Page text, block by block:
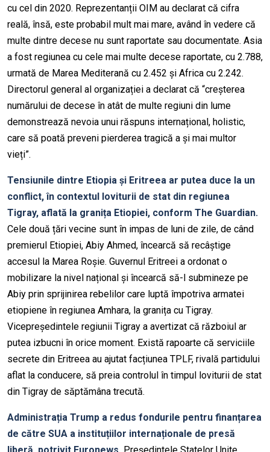
cu cel din 2020. Reprezentanții OIM au declarat că cifra
reală, însă, este probabil mult mai mare, având în vedere că
multe dintre decese nu sunt raportate sau documentate. Asia
a fost regiunea cu cele mai multe decese raportate, cu 2.788,
urmată de Marea Mediterană cu 2.452 și Africa cu 2.242.
Directorul general al organizației a declarat că “creșterea
numărului de decese în atât de multe regiuni din lume
demonstrează nevoia unui răspuns internațional, holistic,
care să poată preveni pierderea tragică a și mai multor
vieți”.
Tensiunile dintre Etiopia și Eritreea ar putea duce la un
conflict, în contextul loviturii de stat din regiunea
Tigray, aflată la granița Etiopiei, conform The Guardian.
Cele două țări vecine sunt în impas de luni de zile, de când
premierul Etiopiei, Abiy Ahmed, încearcă să recâștige
accesul la Marea Roșie. Guvernul Eritreei a ordonat o
mobilizare la nivel național și încearcă să-l submineze pe
Abiy prin sprijinirea rebelilor care luptă împotriva armatei
etiopiene în regiunea Amhara, la granița cu Tigray.
Vicepreședintele regiunii Tigray a avertizat că războiul ar
putea izbucni în orice moment. Există rapoarte că serviciile
secrete din Eritreea au ajutat facțiunea TPLF, rivală partidului
aflat la conducere, să preia controlul în timpul loviturii de stat
din Tigray de săptămâna trecută.
Administrația Trump a redus fondurile pentru finanțarea
de către SUA a instituțiilor internaționale de presă
liberă, potrivit Euronews. Președintele Statelor Unite,